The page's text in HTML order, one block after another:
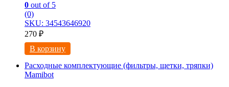
0 out of 5
(0)
SKU: 34543646920
270 ₽
В корзину
Расходные комплектующие (фильтры, щетки, тряпки)
Mamibot